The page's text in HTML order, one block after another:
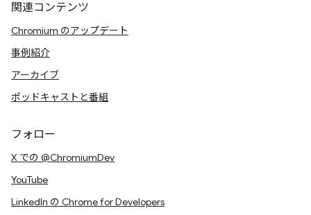
関連コンテンツ
Chromium のアップデート
事例紹介
アーカイブ
ポッドキャストと番組
フォロー
X での @ChromiumDev
YouTube
LinkedIn の Chrome for Developers